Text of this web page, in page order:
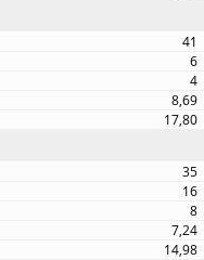
41
6
4
8,69
17,80
35
16
8
7,24
14,98